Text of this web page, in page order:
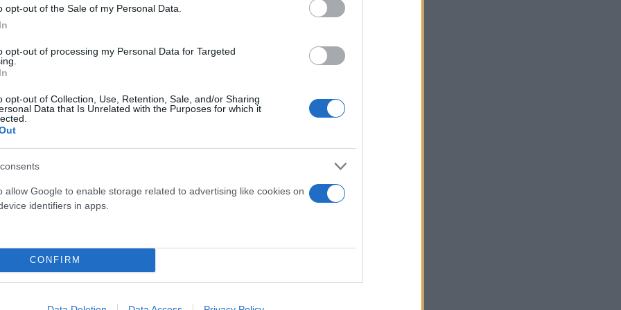
opt-out of the Sale of my Personal Data.
opt-out of processing my Personal Data for Targeted
opt-out of Collection, Use, Retention, Sale, and/or Sharing
Data that Is Unrelated with the Purposes for which it
allow Google to enable storage related to advertising like cookies on
identifiers in apps.
CONFIRM
ελεγχόμενες δοκιμές — το «χρυσό πρότυπο» στην ιατρική
διάγνωση ΔΕΠΥ. Τελικά εντοπίστηκαν δέκα μελέτες από
συνέκριναν παιδιά που χρησιμοποίησαν τα ειδικά
λεγόμενο «μέγεθος επίδρασης», δηλαδή πόσο μεγάλη ήταν